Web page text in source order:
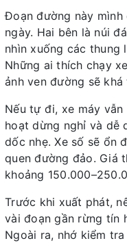
Đoạn đường này
ngày. Hai bên là núi
nhìn xuống các thung
Những ai thích chạy
ảnh ven đường sẽ khá
Nếu tự đi, xe máy
hoạt dừng nghỉ và dễ
dốc nhẹ. Xe số sẽ ổn
quen đường đảo. Giá
khoảng
Trước khi xuất phát,
vài đoạn gần rừng tín
Ngoài ra, nhớ kiểm